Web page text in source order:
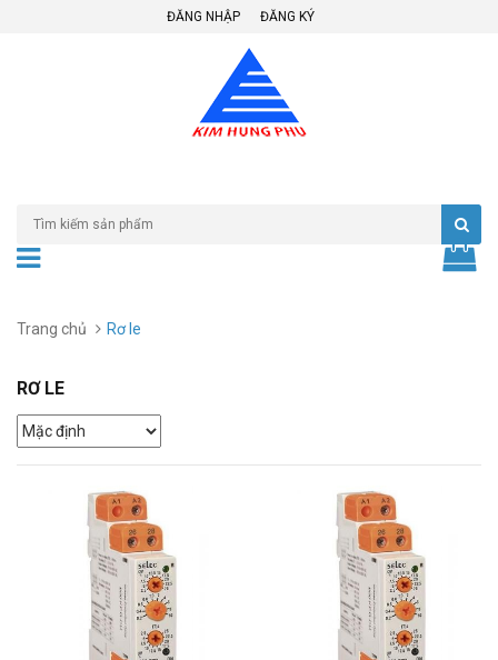
ĐĂNG NHẬP ĐĂNG KÝ
Trang chủ Rơ le
RƠ LE